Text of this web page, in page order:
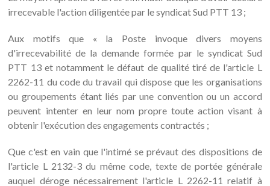
irrecevable l'action diligentée par le syndicat Sud PTT 13 ;
Aux motifs que « la Poste invoque divers moyens
d'irrecevabilité de la demande formée par le syndicat Sud
PTT 13 et notamment le défaut de qualité tiré de l'article L
2262-11 du code du travail qui dispose que les organisations
ou groupements étant liés par une convention ou un accord
peuvent intenter en leur nom propre toute action visant à
obtenir l'exécution des engagements contractés ;
Que c'est en vain que l'intimé se prévaut des dispositions de
l'article L 2132-3 du même code, texte de portée générale
auquel déroge nécessairement l'article L 2262-11 relatif à